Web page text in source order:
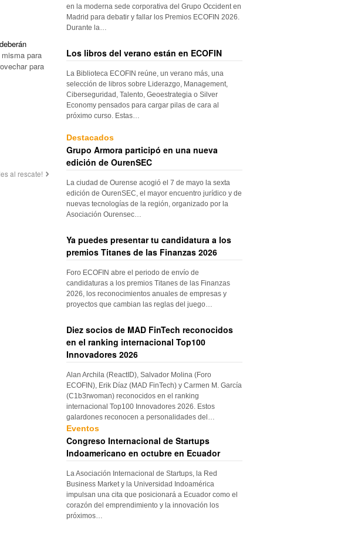
deberán
para
para
al rescate!
en la moderna sede corporativa del Grupo Occident en
Madrid para debatir y fallar los Premios ECOFIN 2026.
Durante la…
Los libros del verano están en ECOFIN
La Biblioteca ECOFIN reúne, un verano más, una
selección de libros sobre Liderazgo, Management,
Ciberseguridad, Talento, Geoestrategia o Silver
Economy pensados para cargar pilas de cara al
próximo curso. Estas…
Destacados
Grupo Armora participó en una nueva
edición de OurenSEC
La ciudad de Ourense acogió el 7 de mayo la sexta
edición de OurenSEC, el mayor encuentro jurídico y de
nuevas tecnologías de la región, organizado por la
Asociación Ourensec…
Ya puedes presentar tu candidatura a los
premios Titanes de las Finanzas 2026
Foro ECOFIN abre el periodo de envío de
candidaturas a los premios Titanes de las Finanzas
2026, los reconocimientos anuales de empresas y
proyectos que cambian las reglas del juego…
Diez socios de MAD FinTech reconocidos
en el ranking internacional Top100
Innovadores 2026
Alan Archila (ReactID), Salvador Molina (Foro
ECOFIN), Erik Díaz (MAD FinTech) y Carmen M. García
(C1b3rwoman) reconocidos en el ranking
internacional Top100 Innovadores 2026. Estos
galardones reconocen a personalidades del…
Eventos
Congreso Internacional de Startups
Indoamericano en octubre en Ecuador
La Asociación Internacional de Startups, la Red
Business Market y la Universidad Indoamérica
impulsan una cita que posicionará a Ecuador como el
corazón del emprendimiento y la innovación los
próximos…